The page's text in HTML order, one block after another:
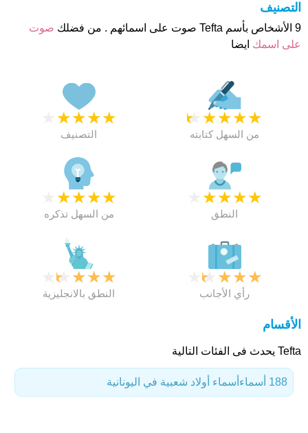
التصنيف
9 الأشخاص بأسم Tefta صوت على اسمائهم . من فضلك
صوت
على اسمك ايضا
★
★
★
★
التصنيف
★
★
★
★
★
من السهل كتابته
★
★
★
★
من السهل تذكره
★
★
★
★
النطق
★
★
★
★
النطق بالانجليزية
★
★
★
★
رأي الأجانب
الأقسام
Tefta يحدث فى الفئات التالية
أسماء أولاد شعبية في اليونانية 188 أسماء